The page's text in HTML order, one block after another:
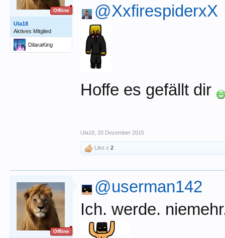
Offline
Ula18
Aktives Mitglied
DilaraKing
@XxfirespiderxX
Hoffe es gefällt dir
Ula18 20 Dezember 2015
Like x 2
Offline
@userman142
Ich. werde.